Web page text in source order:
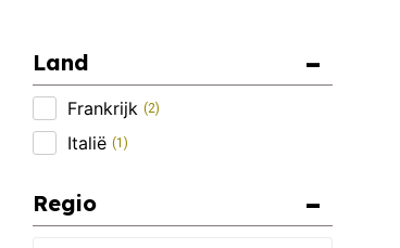
Land
Frankrijk (2)
Italië (1 )
Regio